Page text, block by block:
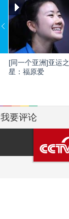
[同一个亚洲]亚运之
星：福原爱
我要评论